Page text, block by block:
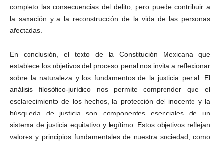
completo las consecuencias del delito, pero puede contribuir a
la sanación y a la reconstrucción de la vida de las personas
afectadas.
En conclusión, el texto de la Constitución Mexicana que
establece los objetivos del proceso penal nos invita a reflexionar
sobre la naturaleza y los fundamentos de la justicia penal. El
análisis filosófico-jurídico nos permite comprender que el
esclarecimiento de los hechos, la protección del inocente y la
búsqueda de justicia son componentes esenciales de un
sistema de justicia equitativo y legítimo. Estos objetivos reflejan
valores y principios fundamentales de nuestra sociedad, como